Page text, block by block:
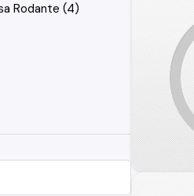
Rodante (4)